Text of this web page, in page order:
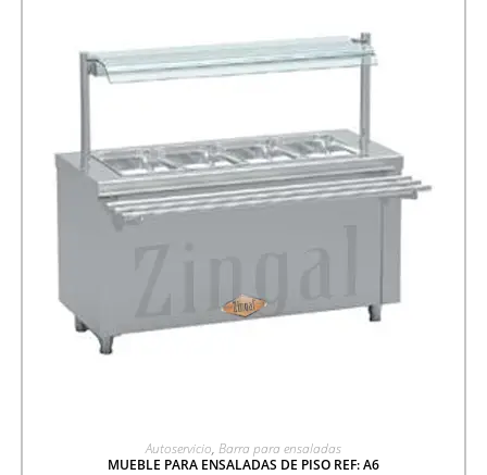
AGREGAR A COTIZACIÓN
Autoservicio, Barra para ensaladas
MUEBLE PARA ENSALADAS DE PISO REF: A6